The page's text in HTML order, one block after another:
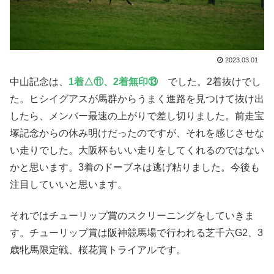
2023.03.01
中山記念は、 1着△⑪、2着無印⑬でした。2着抜けでし
た。ヒシイグアスが馬群からうまく進路を見つけて抜け出
したら、メンバー最速の上がりで差し切りました。前走宝
塚記念からの休み明けだったのですが、それを感じさせな
い走りでした。大阪杯もいい走りをしてくれるのではない
かと思います。3着のドーブネは逃げ粘りました。今後も
注目していいと思います。
それではチューリップ賞のスクリーニングをしていきま
す。チューリップ賞は阪神競馬場で行われる芝千六G2、3
歳牝馬限定戦、桜花賞トライアルです。